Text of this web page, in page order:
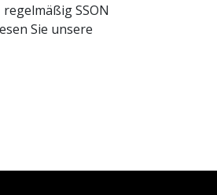
SSON
Sie unsere